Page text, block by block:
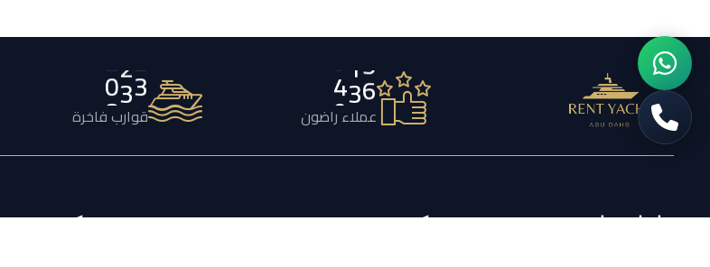
6
5
7
عملاء راضون
3
4
2
قوارب فاخرة
تواصل معنا شركة يكتشف